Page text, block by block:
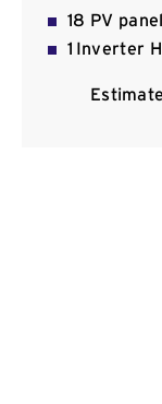
18 PV
1 Inverter